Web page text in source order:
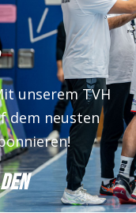
unserem TVH
dem neusten